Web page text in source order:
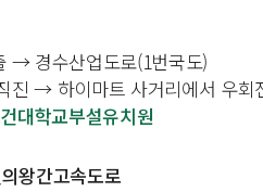
→ 경수산업도로(1번국도)
진 → 하이마트 사거리에서 우회
대학교부설유치원
왕간고속도로